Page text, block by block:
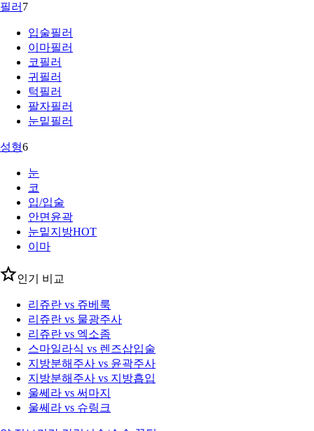
필러 7
입술필러
이마필러
코필러
귀필러
턱필러
팔자필러
눈밑필러
성형6
눈
코
입/입술
안면윤곽
눈밑지방HOT
이마
인기 비교
리쥬란 vs 쥬베룩
리쥬란 vs 물광주사
리쥬란 vs 엑소좀
스마일라식 vs 렌즈삽입술
지방분해주사 vs 윤곽주사
지방분해주사 vs 지방흡입
울쎄라 vs 써마지
울쎄라 vs 슈링크